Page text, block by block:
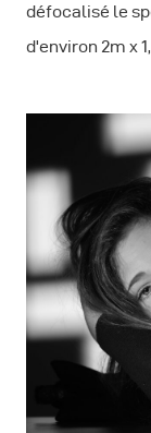
blanc
défocalisé le
d'environ 2m x